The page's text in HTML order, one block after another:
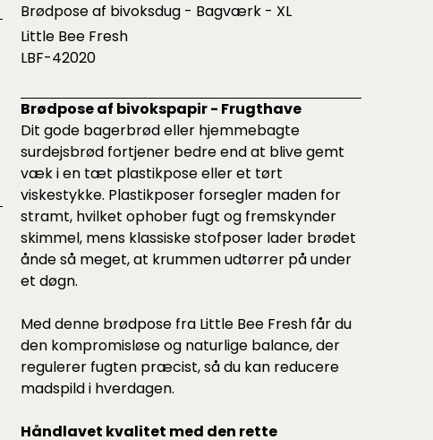
Brødpose af bivoksdug - Bagværk - XL
Little Bee Fresh
LBF-42020
Brødpose af bivokspapir - Frugthave
Dit gode bagerbrød eller hjemmebagte
surdejsbrød fortjener bedre end at blive gemt
væk i en tæt plastikpose eller et tørt
viskestykke. Plastikposer forsegler maden for
stramt, hvilket ophober fugt og fremskynder
skimmel, mens klassiske stofposer lader brødet
ånde så meget, at krummen udtørrer på under
et døgn.
Med denne brødpose fra Little Bee Fresh får du
den kompromisløse og naturlige balance, der
regulerer fugten præcist, så du kan reducere
madspild i hverdagen.
Håndlavet kvalitet med den rette